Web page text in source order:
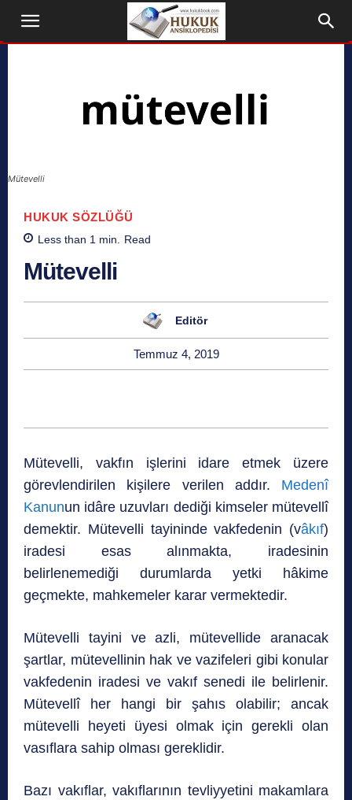
Mütevelli
HUKUK SÖZLÜĞÜ
Less than 1 min. Read
Mütevelli
Editör
Temmuz 4, 2019
Mütevelli, vakfın işlerini idare etmek üzere
görevlendirilen kişilere verilen addır. Medenî
Kanunun idâre uzuvları dediği kimseler mütevellî
demektir. Mütevelli tayininde vakfedenin (vâkıf)
iradesi esas alınmakta, iradesinin
belirlenemediği durumlarda yetki hâkime
geçmekte, mahkemeler karar vermektedir.
Mütevelli tayini ve azli, mütevellide aranacak
şartlar, mütevellinin hak ve vazifeleri gibi konular
vakfedenin iradesi ve vakıf senedi ile belirlenir.
Mütevellî her hangi bir şahıs olabilir; ancak
mütevelli heyeti üyesi olmak için gerekli olan
vasıflara sahip olması gereklidir.
Bazı vakıflar, vakıflarının tevliyyetini makamlara